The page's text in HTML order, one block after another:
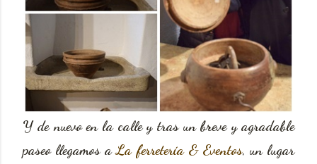
Y de nuevo en la calle y tras un breve y agradable
paseo llegamos aLa ferretería & Eventos, un lugar